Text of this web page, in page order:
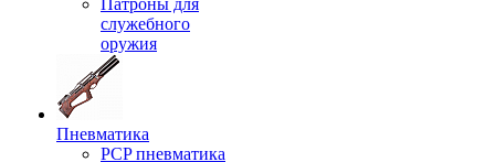
Патроны для
служебного
оружия
Пневматика
PCP пневматика